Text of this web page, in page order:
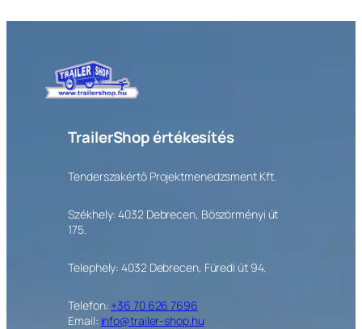
TrailerShop értékesítés
Tenderszakértő Projektmenedzsment Kft.
Székhely: 4032 Debrecen, Böszörményi út
175.
Telephely: 4032 Debrecen, Füredi út 94.
Telefon: +36 70 626 7696
Email: info@trailer-shop.hu